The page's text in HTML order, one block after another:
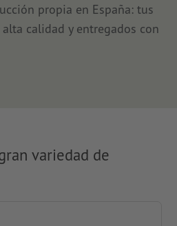
propia en España: tus
calidad y entregados con
variedad de